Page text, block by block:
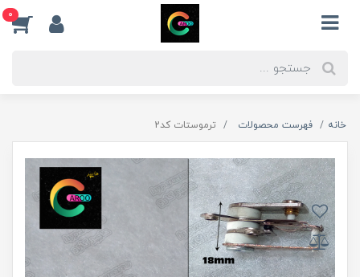
0
خانه فهرست محصولات ترموستات کد2